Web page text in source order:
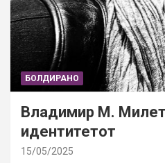
БОЛДИРАНО
Владимир М.
идентитетот
15/05/2025